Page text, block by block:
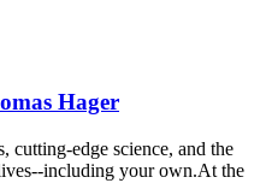
Hager
cutting-edge science, and the
including your own.At the